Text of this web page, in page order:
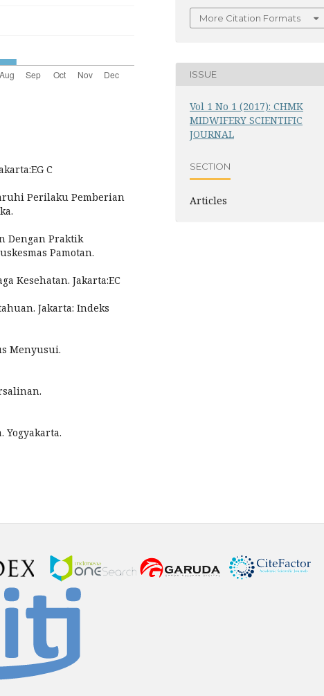
C
Perilaku Pemberian
Dengan Praktik
Pamotan.
Kesehatan. Jakarta:EC
Jakarta: Indeks
Menyusui.
Yogyakarta.
More Citation Formats
ISSUE
Vol 1 No 1 (2017): CHMK
MIDWIFERY SCIENTIFIC
JOURNAL
SECTION
Articles